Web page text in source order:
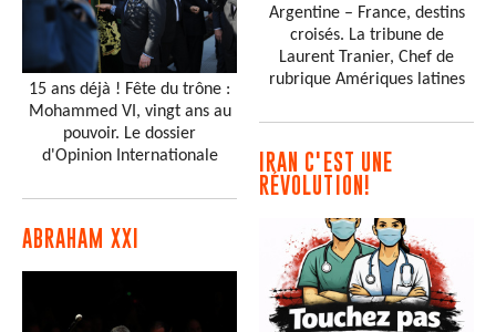
15 ans déjà ! Fête du trône :
Mohammed VI, vingt ans au
pouvoir. Le dossier
d'Opinion Internationale
ABRAHAM XXI
Argentine – France, destins
croisés. La tribune de
Laurent Tranier, Chef de
rubrique Amériques latines
IRAN C'EST UNE
RÉVOLUTION!